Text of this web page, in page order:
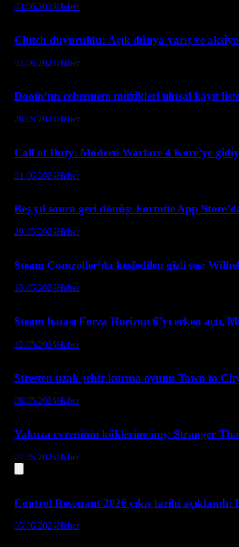
03.06.2026Haber
Clutch duyuruldu: Açık dünya yarış ve
03.06.2026Haber
Doom’un cehennem müzikleri ulusal kayıt
26.05.2026Haber
Call of Duty: Modern Warfare 4 Kore’ye
01.06.2026Haber
Beş yıl sonra geri dönüş: Fortnite App
20.05.2026Haber
Steam Controller’da keşfedilen gizli ses:
13.05.2026Haber
Steam hatası Forza Horizon 6’yı erken açtı,
12.05.2026Haber
Stresten uzak şehir kurma oyunu Town to
08.05.2026Haber
Yakuza evreninin köklerine iniş: Stranger
07.05.2026Haber
Control Resonant 2026 çıkış tarihi açıklandı:
05.06.2026Haber